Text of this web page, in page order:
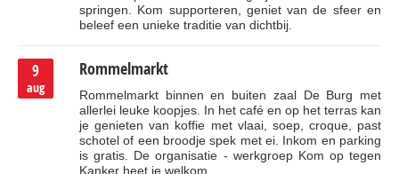
springen. Kom supporteren, geniet van de sfeer en
beleef een unieke traditie van dichtbij.
Rommelmarkt
Rommelmarkt binnen en buiten zaal De Burg met
allerlei leuke koopjes. In het café en op het terras kan
je genieten van koffie met vlaai, soep, croque, past
schotel of een broodje spek met ei. Inkom en parking
is gratis. De organisatie - werkgroep Kom op tegen
Kanker heet je welkom.
9
aug